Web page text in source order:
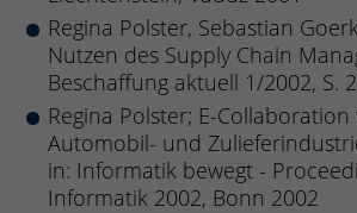
Regina Polster, Sebastian
Nutzen des Supply Chain
Beschaffung aktuell 1/2002, S.
Regina Polster; E-
Automobil- und
in: Informatik bewegt -
Informatik 2002, Bonn 2002